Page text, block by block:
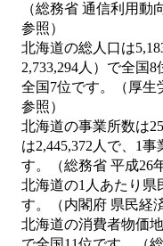
（総務省 通信利用動
参照）
北海道の総人口は
2,733,294人）で全国
全国7位です。（厚生
参照）
北海道の事業所数は
は2,445,372人で、1
す。（総務省 平成26
北海道の1人あたり県
す。（内閣府 県民経
北海道の消費者物価